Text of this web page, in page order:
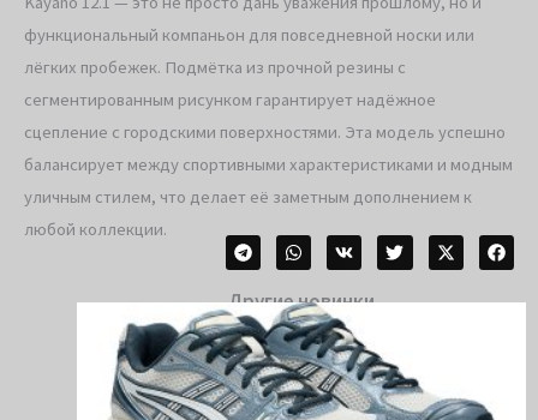
функциональный компаньон для повседневной носки или
лёгких пробежек. Подмётка из прочной резины с
сегментированным рисунком гарантирует надёжное
сцепление с городскими поверхностями. Эта модель успешно
балансирует между спортивными характеристиками и модным
уличным стилем, что делает её заметным дополнением к
любой коллекции.
Другие новинки